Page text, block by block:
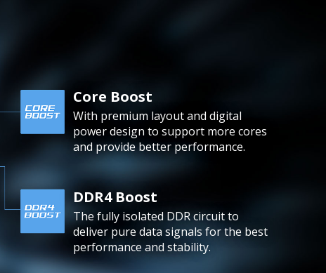
Core Boost
With premium layout and digital
power design to support more cores
and provide better performance.
DDR4 Boost
The fully isolated DDR circuit to
deliver pure data signals for the best
performance and stability.